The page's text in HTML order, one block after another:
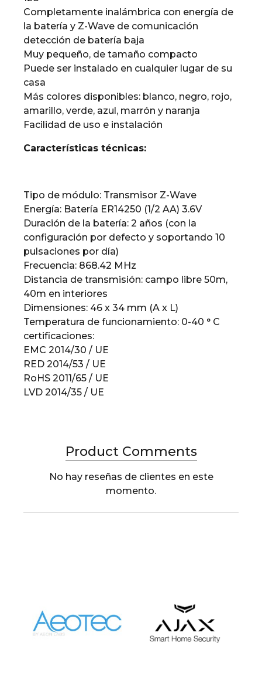
Completamente inalámbrica con energía de
la batería y Z-Wave de comunicación
detección de batería baja
Muy pequeño, de tamaño compacto
Puede ser instalado en cualquier lugar de su
casa
Más colores disponibles: blanco, negro, rojo,
amarillo, verde, azul, marrón y naranja
Facilidad de uso e instalación
Características técnicas:
Tipo de módulo: Transmisor Z-Wave
Energía: Batería ER14250 (1/2 AA) 3.6V
Duración de la batería: 2 años (con la
configuración por defecto y soportando 10
pulsaciones por día)
Frecuencia: 868.42 MHz
Distancia de transmisión: campo libre 50m,
40m en interiores
Dimensiones: 46 x 34 mm (A x L)
Temperatura de funcionamiento: 0-40 ° C
certificaciones:
EMC 2014/30 / UE
RED 2014/53 / UE
RoHS 2011/65 / UE
LVD 2014/35 / UE
Product Comments
No hay reseñas de clientes en este
momento.